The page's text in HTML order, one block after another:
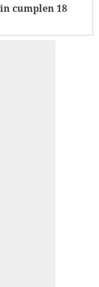
cumplen 18